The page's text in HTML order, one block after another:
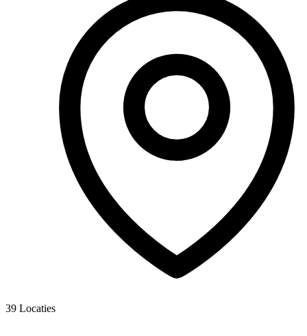
39 Locaties